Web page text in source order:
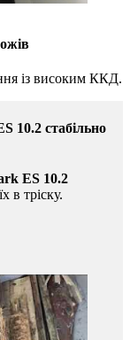
із високим ККД.
10.2 стабільно
ES 10.2
в тріску.